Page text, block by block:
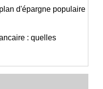
d'épargne populaire
: quelles